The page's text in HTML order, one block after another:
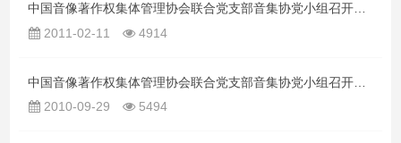
中国音像著作权集体管理协会联合党支部音集协党小组召开会议落实关于在创先争优活动中领导点评工作
2011-02-11
4914
2010-09-29
5494